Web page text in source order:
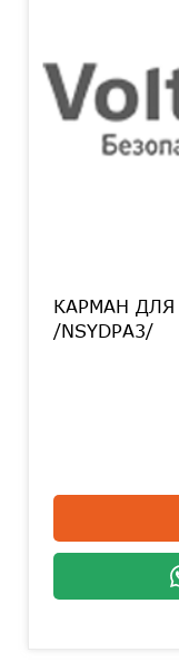
КАРМАН
/NSYDPA3/